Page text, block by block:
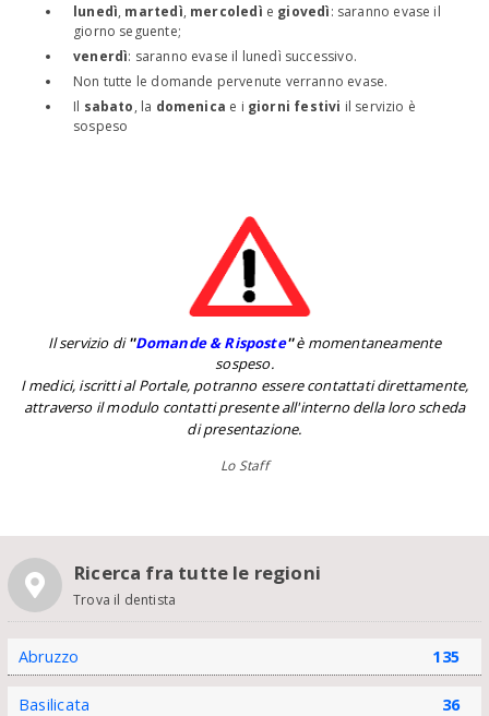
lunedì, martedì, mercoledì e giovedì: saranno evase il
giorno seguente;
venerdì: saranno evase il lunedì successivo.
Non tutte le domande pervenute verranno evase.
Il sabato, la domenica e i giorni festivi il servizio è
sospeso
Il servizio di''Domande & Risposte''è momentaneamente
sospeso.
I medici, iscritti al Portale, potranno essere contattati direttamente,
attraverso il modulo contatti presente all'interno della loro scheda
di presentazione.
Lo Staff
Ricerca fra tutte le regioni
Trova il dentista
Abruzzo 135
Basilicata 36